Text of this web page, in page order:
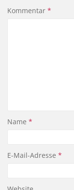
Kommentar *
Name *
E-Mail-Adresse *